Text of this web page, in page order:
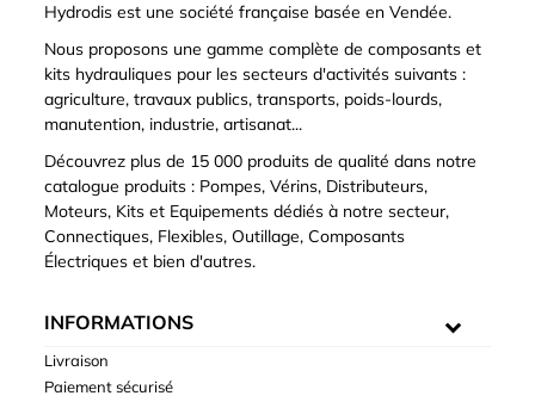
Hydrodis est une société française basée en Vendée.
Nous proposons une gamme complète de composants et
kits hydrauliques pour les secteurs d'activités suivants :
agriculture, travaux publics, transports, poids-lourds,
manutention, industrie, artisanat...
Découvrez plus de 15 000 produits de qualité dans notre
catalogue produits : Pompes, Vérins, Distributeurs,
Moteurs, Kits et Equipements dédiés à notre secteur,
Connectiques, Flexibles, Outillage, Composants
Électriques et bien d'autres.
INFORMATIONS
Livraison
Paiement sécurisé